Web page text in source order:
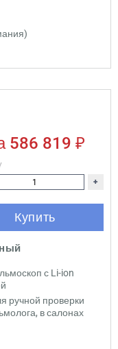
с Li-ion
ручной проверки
в салонах
586 819 ₽
+
Купить